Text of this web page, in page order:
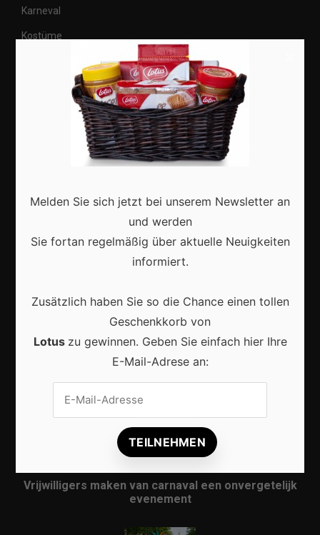
Karneval
Kostüme
Karneval in Deutschland: Traditionen, Kostüme und
Vrijwilligers maken van carnaval een onvergetelijk
evenement
Melden Sie sich jetzt bei unserem Newsletter an
und werden
Sie fortan regelmäßig über aktuelle Neuigkeiten
informiert.
Zusätzlich haben Sie so die Chance einen tollen
Geschenkkorb von
Lotus zu gewinnen. Geben Sie einfach hier Ihre
E-Mail-Adrese an: